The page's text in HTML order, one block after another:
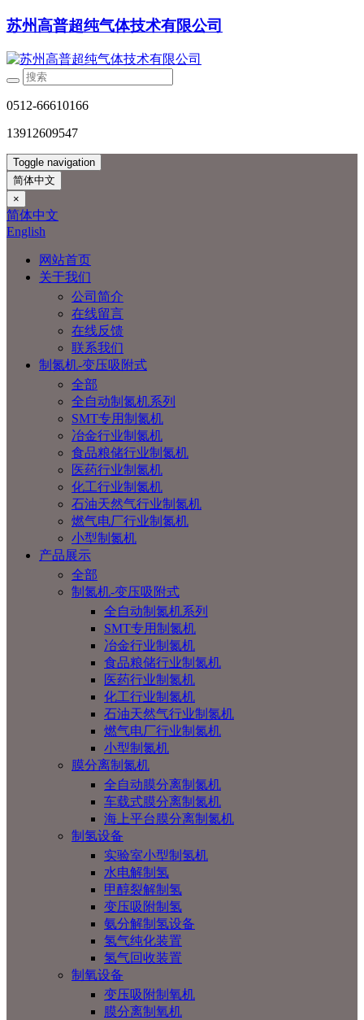
苏州高普超纯气体技术有限公司
0512-66610166
13912609547
Toggle navigation
简体中文
×
简体中文
English
网站首页
关于我们
公司简介
在线留言
在线反馈
联系我们
制氮机-变压吸附式
全部
全自动制氮机系列
SMT专用制氮机
冶金行业制氮机
食品粮储行业制氮机
医药行业制氮机
化工行业制氮机
石油天然气行业制氮机
燃气电厂行业制氮机
小型制氮机
产品展示
全部
制氮机-变压吸附式
全自动制氮机系列
SMT专用制氮机
冶金行业制氮机
食品粮储行业制氮机
医药行业制氮机
化工行业制氮机
石油天然气行业制氮机
燃气电厂行业制氮机
小型制氮机
膜分离制氮机
全自动膜分离制氮机
车载式膜分离制氮机
海上平台膜分离制氮机
制氢设备
实验室小型制氢机
水电解制氢
甲醇裂解制氢
变压吸附制氢
氨分解制氢设备
氢气纯化装置
氢气回收装置
制氧设备
变压吸附制氧机
膜分离制氧机